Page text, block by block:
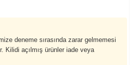
deneme sırasında zarar gelmemesi
Kilidi açılmış ürünler iade veya